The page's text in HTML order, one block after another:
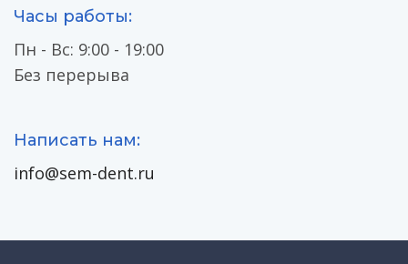
Часы работы:
Пн - Вс: 9:00 - 19:00
Без перерыва
Написать нам:
info@sem-dent.ru